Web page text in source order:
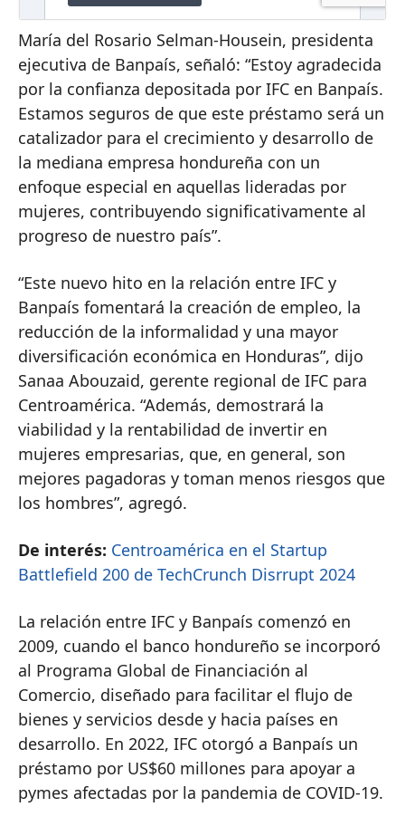
María del Rosario Selman-Housein, presidenta
ejecutiva de Banpaís, señaló: “Estoy agradecida
por la confianza depositada por IFC en Banpaís.
Estamos seguros de que este préstamo será un
catalizador para el crecimiento y desarrollo de
la mediana empresa hondureña con un
enfoque especial en aquellas lideradas por
mujeres, contribuyendo significativamente al
progreso de nuestro país”.
“Este nuevo hito en la relación entre IFC y
Banpaís fomentará la creación de empleo, la
reducción de la informalidad y una mayor
diversificación económica en Honduras”, dijo
Sanaa Abouzaid, gerente regional de IFC para
Centroamérica. “Además, demostrará la
viabilidad y la rentabilidad de invertir en
mujeres empresarias, que, en general, son
mejores pagadoras y toman menos riesgos que
los hombres”, agregó.
De interés: Centroamérica en el Startup
Battlefield 200 de TechCrunch Disrrupt 2024
La relación entre IFC y Banpaís comenzó en
2009, cuando el banco hondureño se incorporó
al Programa Global de Financiación al
Comercio, diseñado para facilitar el flujo de
bienes y servicios desde y hacia países en
desarrollo. En 2022, IFC otorgó a Banpaís un
préstamo por US$60 millones para apoyar a
pymes afectadas por la pandemia de COVID-19.